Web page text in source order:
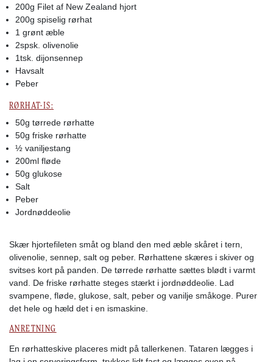
200g Filet af New Zealand hjort
200g spiselig rørhat
1 grønt æble
2spsk. olivenolie
1tsk. dijonsennep
Havsalt
Peber
RØRHAT-IS:
50g tørrede rørhatte
50g friske rørhatte
½ vaniljestang
200ml fløde
50g glukose
Salt
Peber
Jordnøddeolie
Skær hjortefileten småt og bland den med æble skåret i tern,
olivenolie, sennep, salt og peber. Rørhattene skæres i skiver og
svitses kort på panden. De tørrede rørhatte sættes blødt i varmt
vand. De friske rørhatte steges stærkt i jordnøddeolie. Lad
svampene, fløde, glukose, salt, peber og vanilje småkoge. Purer
det hele og hæld det i en ismaskine.
ANRETNING
En rørhatteskive placeres midt på tallerkenen. Tataren lægges i